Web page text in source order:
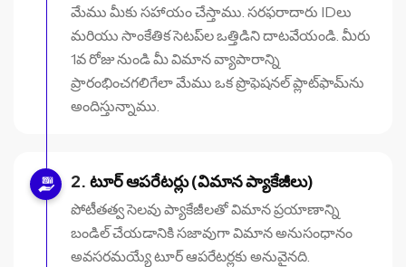
మేము మీకు సహాయం చేస్తాము. సరఫరాదారు IDలు
మరియు సాంకేతిక సెటప్‌ల ఒత్తిడిని దాటవేయండి. మీరు
1వ రోజు నుండి మీ విమాన వ్యాపారాన్ని
ప్రారంభించగలిగేలా మేము ఒక ప్రొఫెషనల్ ప్లాట్‌ఫామ్‌ను
అందిస్తున్నాము.
టూర్ ఆపరేటర్లు (విమాన ప్యాకేజీలు)
పోటీతత్వ సెలవు ప్యాకేజీలతో విమాన ప్రయాణాన్ని
బండిల్ చేయడానికి సజావుగా విమాన అనుసంధానం
అవసరమయ్యే టూర్ ఆపరేటర్లకు అనువైనది.